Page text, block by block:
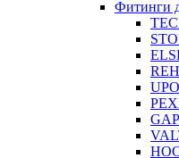
Фитинги